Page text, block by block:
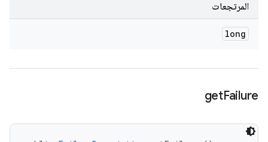
المرتجعات
long
getFailure